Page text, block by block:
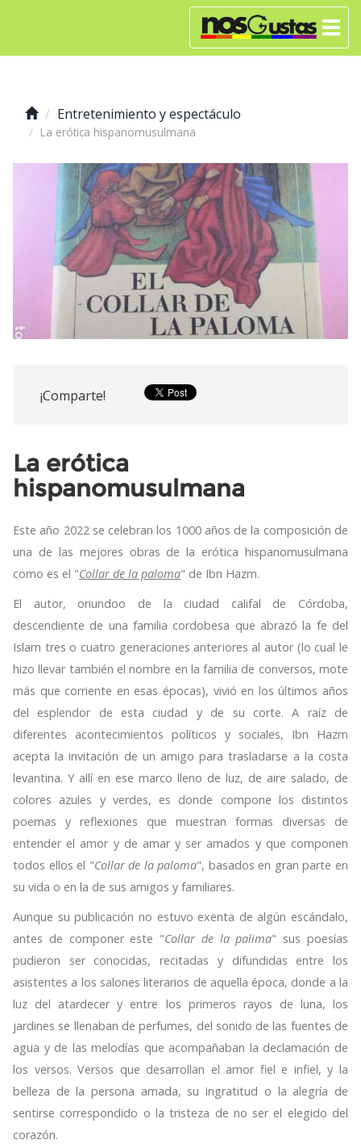
Entretenimiento y espectáculo
La erótica hispanomusulmana
¡Comparte!
La erótica
hispanomusulmana
Este año 2022 se celebran los 1000 años de la composición de
una de las mejores obras de la erótica hispanomusulmana
como es el "Collar de la paloma" de Ibn Hazm.
El autor, oriundoo de la ciudad califal de Córdoba,
descendiente de una familia cordobesa que abrazó la fe del
Islam tres o cuatro generaciones anteriores al autor (lo cual le
hizo llevar también el nombre en la familia de conversos, mote
más que corriente en esas épocas), vivió en los últimos años
del esplendor de esta ciudad y de su corte. A raíz de
diferentes acontecimientos políticos y sociales, Ibn Hazm
acepta la invitación de un amigo para trasladarse a la costa
levantina. Y allí en ese marco lleno de luz, de aire salado, de
colores azules y verdes, es donde compone los distintos
poemas y reflexiones que muestran formas diversas de
entender el amor y de amar y ser amados y que componen
todos ellos el "Collar de la paloma", basados en gran parte en
su vida o en la de sus amigos y familiares.
Aunque su publicación no estuvo exenta de algún escándalo,
antes de componer este "Collar de la palima" sus poesías
pudieron ser conocidas, recitadas y difundidas entre los
asistentes a los salones literarios de aquella época, donde a la
luz del atardecer y entre los primeros rayos de luna, los
jardines se llenaban de perfumes, del sonido de las fuentes de
agua y de las melodías que acompañaban la declamación de
los versos. Versos que desarrollan el amor fiel e infiel, y la
belleza de la persona amada, su ingratitud o la alegría de
sentirse correspondido o la tristeza de no ser el elegido del
corazón.